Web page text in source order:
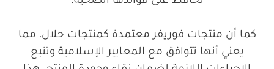
كما أن منتجات فوريفر معتمدة كمنتجات حلال، مما
يعني أنها تتوافق مع المعايير الإسلامية وتتبع